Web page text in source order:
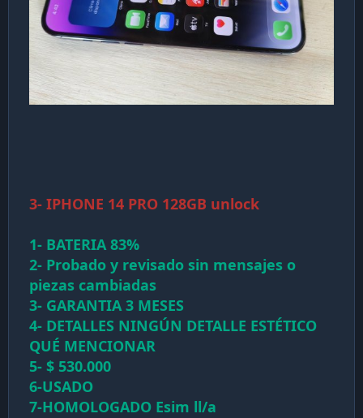
3- IPHONE 14 PRO 128GB unlock
1- BATERIA 83%
2- Probado y revisado sin mensajes o
piezas cambiadas
3- GARANTIA 3 MESES
4- DETALLES NINGÚN DETALLE ESTÉTICO
QUÉ MENCIONAR
5- $ 530.000
6-USADO
7-HOMOLOGADO Esim ll/a